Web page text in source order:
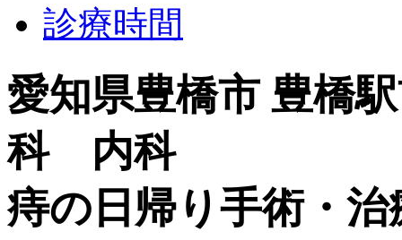
診療時間
愛知県豊橋市 豊橋
科 内科
痔の日帰り手術・